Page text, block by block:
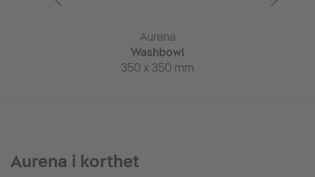
Aurena
Washbowl
350 x 350 mm
Aurena i korthet